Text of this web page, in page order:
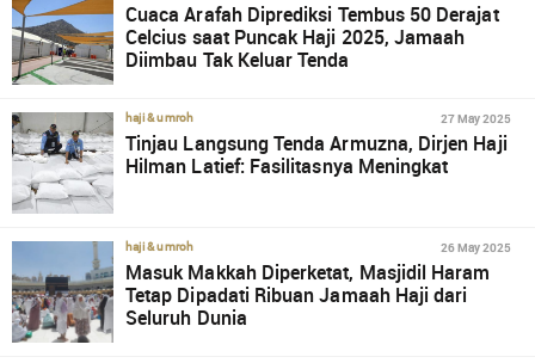
Cuaca Arafah Diprediksi Tembus 50 Derajat
Celcius saat Puncak Haji 2025, Jamaah
Diimbau Tak Keluar Tenda
haji & umroh 27 May 2025
Tinjau Langsung Tenda Armuzna, Dirjen Haji
Hilman Latief: Fasilitasnya Meningkat
haji & umroh 26 May 2025
Masuk Makkah Diperketat, Masjidil Haram
Tetap Dipadati Ribuan Jamaah Haji dari
Seluruh Dunia